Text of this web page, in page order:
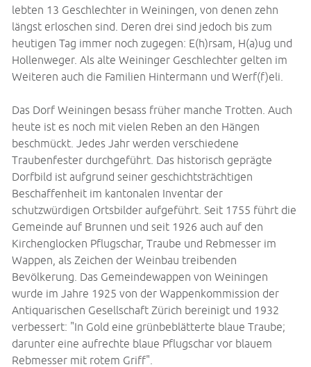
lebten 13 Geschlechter in Weiningen, von denen zehn
längst erloschen sind. Deren drei sind jedoch bis zum
heutigen Tag immer noch zugegen: E(h)rsam, H(a)ug und
Hollenweger. Als alte Weininger Geschlechter gelten im
Weiteren auch die Familien Hintermann und Werf(f)eli.
Das Dorf Weiningen besass früher manche Trotten. Auch
heute ist es noch mit vielen Reben an den Hängen
beschmückt. Jedes Jahr werden verschiedene
Traubenfester durchgeführt. Das historisch geprägte
Dorfbild ist aufgrund seiner geschichtsträchtigen
Beschaffenheit im kantonalen Inventar der
schutzwürdigen Ortsbilder aufgeführt. Seit 1755 führt die
Gemeinde auf Brunnen und seit 1926 auch auf den
Kirchenglocken Pflugschar, Traube und Rebmesser im
Wappen, als Zeichen der Weinbau treibenden
Bevölkerung. Das Gemeindewappen von Weiningen
wurde im Jahre 1925 von der Wappenkommission der
Antiquarischen Gesellschaft Zürich bereinigt und 1932
verbessert: "In Gold eine grünbeblätterte blaue Traube;
darunter eine aufrechte blaue Pflugschar vor blauem
Rebmesser mit rotem Griff".